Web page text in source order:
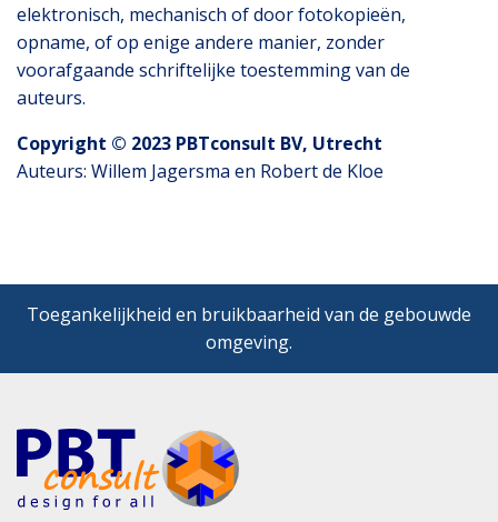
elektronisch, mechanisch of door fotokopieën,
opname, of op enige andere manier, zonder
voorafgaande schriftelijke toestemming van de
auteurs.
Copyright © 2023 PBTconsult BV, Utrecht
Auteurs: Willem Jagersma en Robert de Kloe
Toegankelijkheid en bruikbaarheid van de gebouwde
omgeving.